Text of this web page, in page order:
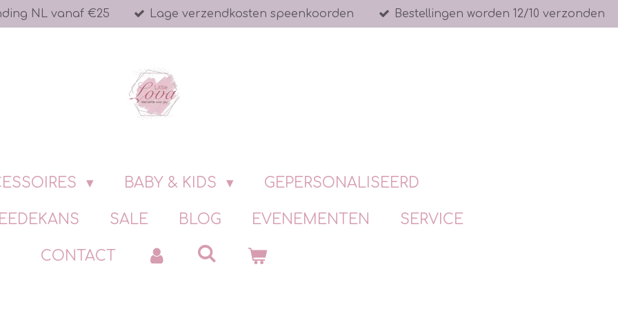
NL vanaf €25 Lage verzendkosten speenkoorden Bestellingen worden 12/10 verzonden
BABY & KIDS GEPERSONALISEERD
SALE BLOG EVENEMENTEN SERVICE
CONTACT